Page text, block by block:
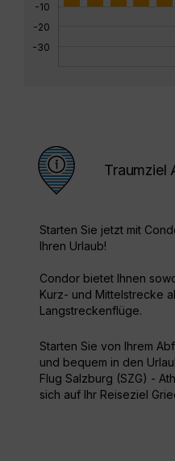
-10
-20
-30
Traumziel
Starten Sie jetzt mit
Ihren Urlaub!
Condor bietet Ihnen
Kurz- und Mittelstrecke
Langstreckenflüge.
Starten Sie von Ihrem
und bequem in den
Flug Salzburg (SZG) -
sich auf Ihr Reiseziel